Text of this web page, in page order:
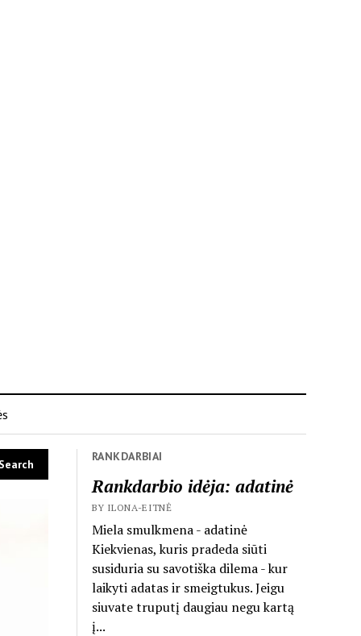
RANKDARBIAI
Rankdarbio idėja: adatinė
BY ILONA-EITNĖ
Miela smulkmena - adatinė
Kiekvienas, kuris pradeda siūti
susiduria su savotiška dilema - kur
laikyti adatas ir smeigtukus. Jeigu
siuvate truputį daugiau negu kartą
į...